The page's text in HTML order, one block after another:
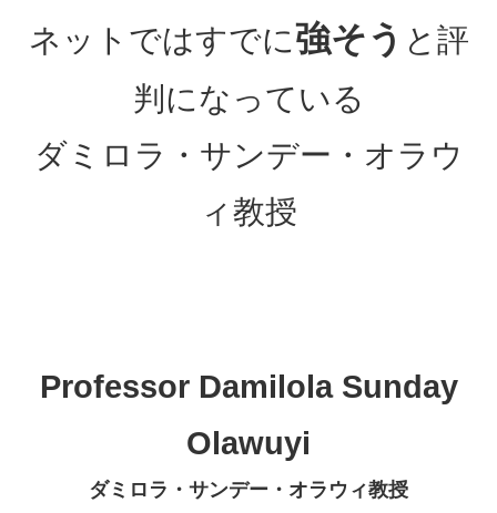
ネットではすでに強そう と評
判になっている
ダミロラ・サンデー・オラウ
ィ教授
Professor Damilola Sunday
Olawuyi
ダミロラ・サンデー・オラウィ教授